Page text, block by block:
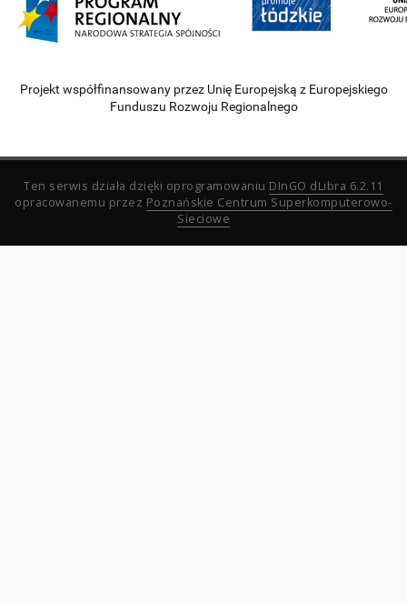
Projekt współfinansowany przez Unię Europejską z Europejskiego
Funduszu Rozwoju Regionalnego
Ten serwis działa dzięki oprogramowaniu DInGO dLibra 6.2.11
opracowanemu przez Poznańskie Centrum Superkomputerowo-
Sieciowe